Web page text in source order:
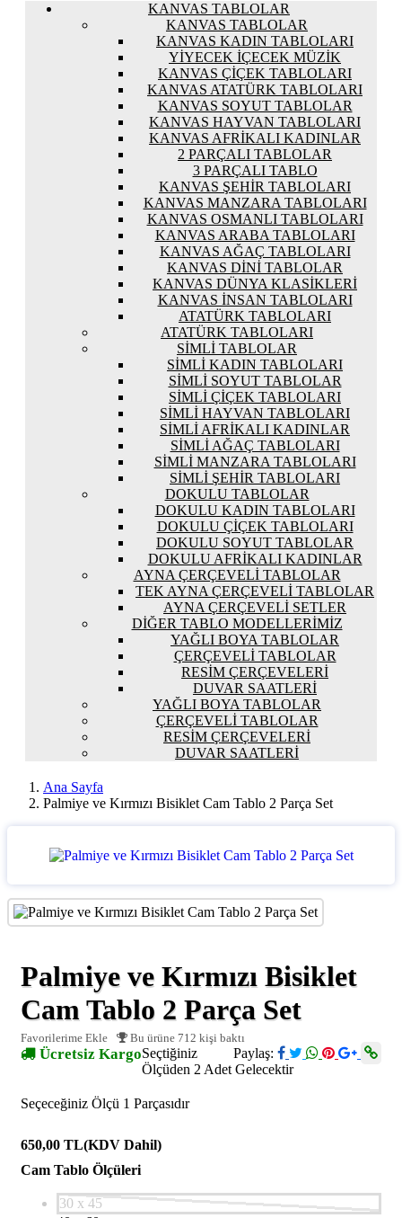
KANVAS TABLOLAR
KANVAS TABLOLAR
KANVAS KADIN TABLOLARI
YIYECEK İÇECEK MÜZIK
KANVAS ÇIÇEK TABLOLARI
KANVAS ATATÜRK TABLOLARI
KANVAS SOYUT TABLOLAR
KANVAS HAYVAN TABLOLARI
KANVAS AFRIKALI KADINLAR
2 PARÇALI TABLOLAR
3 PARÇALI TABLO
KANVAS ŞEHIR TABLOLARI
KANVAS MANZARA TABLOLARI
KANVAS OSMANLI TABLOLARI
KANVAS ARABA TABLOLARI
KANVAS AĞAÇ TABLOLARI
KANVAS DINI TABLOLAR
KANVAS DÜNYA KLASIKLERI
KANVAS İNSAN TABLOLARI
ATATÜRK TABLOLARI
ATATÜRK TABLOLARI
SIMLI TABLOLAR
SIMLI KADIN TABLOLARI
SIMLI SOYUT TABLOLAR
SIMLI ÇIÇEK TABLOLARI
SIMLI HAYVAN TABLOLARI
SIMLI AFRIKALI KADINLAR
SIMLI AĞAÇ TABLOLARI
SIMLI MANZARA TABLOLARI
SIMLI ŞEHIR TABLOLARI
DOKULU TABLOLAR
DOKULU KADIN TABLOLARI
DOKULU ÇIÇEK TABLOLARI
DOKULU SOYUT TABLOLAR
DOKULU AFRIKALI KADINLAR
AYNA ÇERÇEVELI TABLOLAR
TEK AYNA ÇERÇEVELI TABLOLAR
AYNA ÇERÇEVELI SETLER
DIĞER TABLO MODELLERIMIZ
YAĞLI BOYA TABLOLAR
ÇERÇEVELI TABLOLAR
RESIM ÇERÇEVELERI
DUVAR SAATLERI
YAĞLI BOYA TABLOLAR
ÇERÇEVELI TABLOLAR
RESIM ÇERÇEVELERI
DUVAR SAATLERI
Ana Sayfa
Palmiye ve Kırmızı Bisiklet Cam Tablo 2 Parça Set
Palmiye ve Kırmızı Bisiklet
Cam Tablo 2 Parça Set
Favorilerime Ekle Bu ürüne 712 kişi baktı
Ücretsiz Kargo Paylaş:
Seçtiğiniz
Ölçüden 2 Adet Gelecektir
Seçeceğiniz Ölçü 1 Parçasıdır
650,00 TL(KDV Dahil)
Cam Tablo Ölçüleri
30 x 45